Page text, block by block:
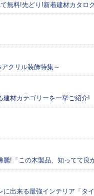
無料!先どり!新着建材カタログ
アクリル装飾特集～
建材カテゴリーを一挙ご紹介!
騰!「この木製品、知ってて良
に出来る最強インテリア「タ